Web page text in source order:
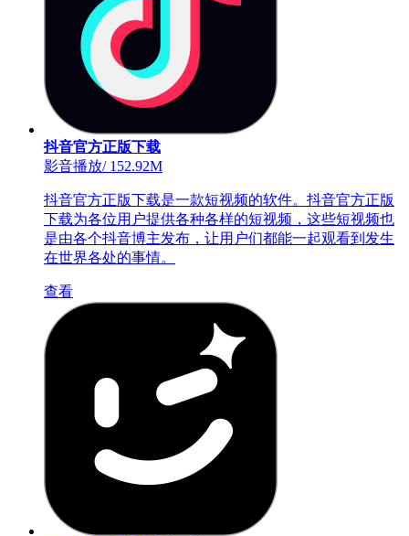
抖音官方正版下载
影音播放/152.92M
抖音官方正版下载是一款短视频的软件。抖音官方正版
下载为各位用户提供各种各样的短视频，这些短视频也
是由各个抖音博主发布，让用户们都能一起观看到发生
在世界各处的事情。
查看